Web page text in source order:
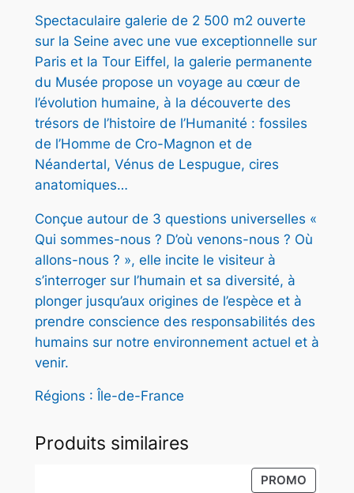
5
,
0
0
€
.
0
€
.
E
D
E
L
'
H
O
M
M
Spectaculaire galerie de 2 500 m2 ouverte
sur la Seine avec une vue exceptionnelle sur
Paris et la Tour Eiffel, la galerie permanente
du Musée propose un voyage au cœur de
l’évolution humaine, à la découverte des
trésors de l’histoire de l’Humanité : fossiles
de l’Homme de Cro-Magnon et de
Néandertal, Vénus de Lespugue, cires
anatomiques…
Conçue autour de 3 questions universelles «
Qui sommes-nous ? D’où venons-nous ? Où
allons-nous ? », elle incite le visiteur à
s’interroger sur l’humain et sa diversité, à
plonger jusqu’aux origines de l’espèce et à
prendre conscience des responsabili­tés des
humains sur notre environnement actuel et à
venir.
Régions : Île-de-France
Produits similaires
PROMO